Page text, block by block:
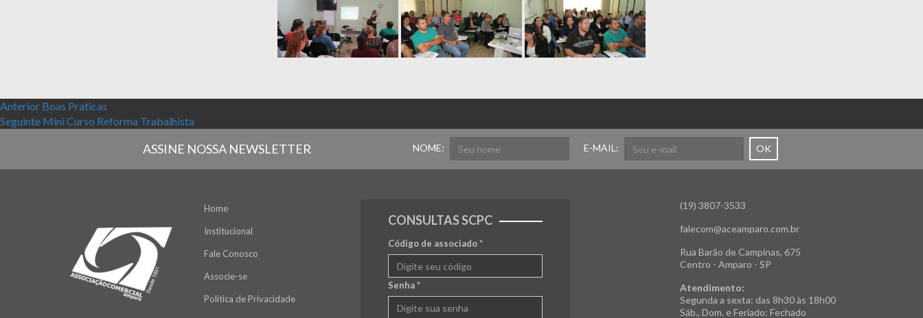
Navegação de Post
Anterior Post anterior:
Boas Praticas
Seguinte Próximo post:
Mini Curso Reforma Trabalhista
ASSINE NOSSA NEWSLETTER NOME: E-MAIL: OK
Home
Institucional
Fale Conosco
Associe-se
Política de Privacidade
CONSULTAS SCPC
Código de associado*
Senha*
(19) 3807-3533
falecom@aceamparo.com.br
Rua Barão de Campinas, 675
Centro - Amparo - SP
Atendimento:
Segunda a sexta: das 8h30 às 18h00
Sáb., Dom. e Feriado: Fechado